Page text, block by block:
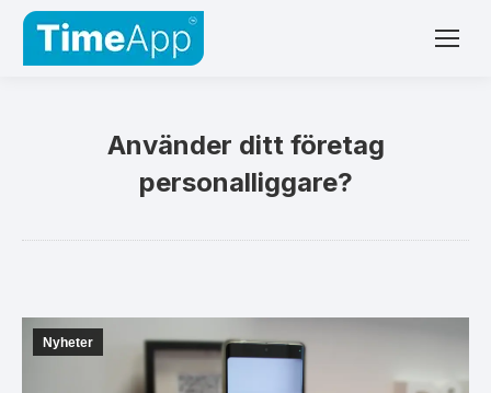
Använder ditt företag
personalliggare?
Nyheter